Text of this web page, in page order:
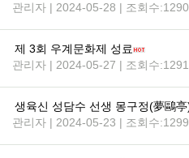
관리자 | 2024-05-28 | 조회수:1290
제 3회 우계문화제 성료
관리자 | 2024-05-27 | 조회수:1291
생육신 성담수 선생 몽구정(夢鷗
관리자 | 2024-05-23 | 조회수:1299